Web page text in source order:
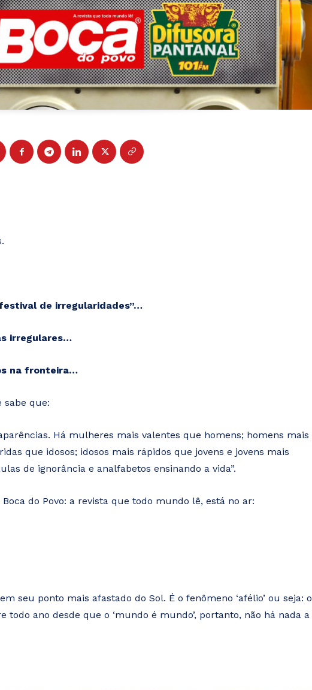
de irregularidades”…
irregulares…
na fronteira…
sabe que:
Há mulheres mais valentes que homens; homens mais
que idosos; idosos mais rápidos que jovens e jovens mais
de ignorância e analfabetos ensinando a vida”.
do Povo: a revista que todo mundo lê, está no ar:
seu ponto mais afastado do Sol. É o fenômeno ‘afélio’ ou seja: o
todo ano desde que o ‘mundo é mundo’, portanto, não há nada a